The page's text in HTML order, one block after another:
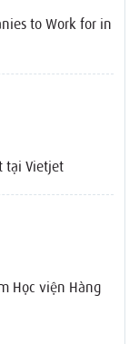
to Work for in
tại Vietjet
Học viện Hàng